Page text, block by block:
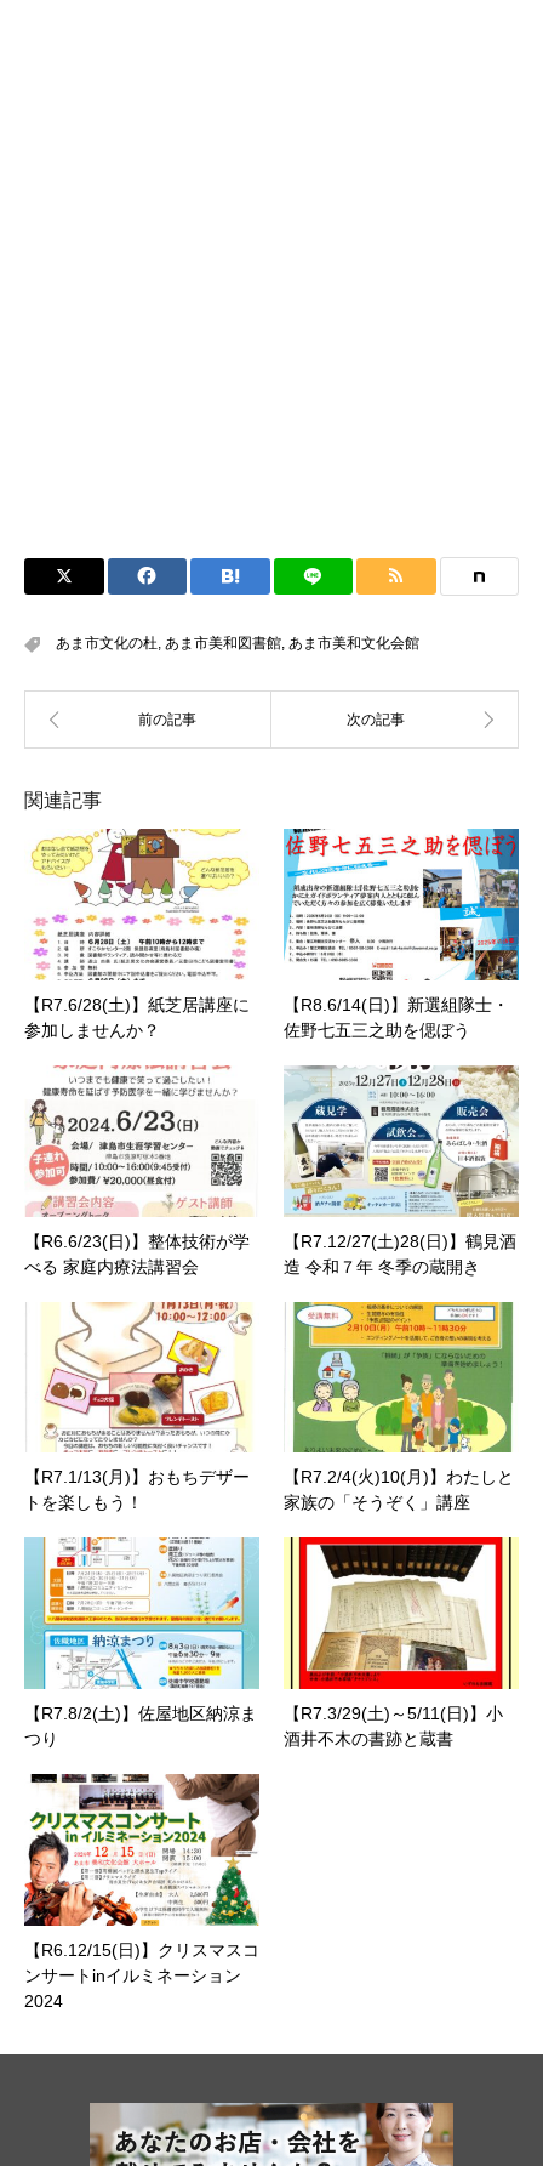
あま市文化の杜, あま市美和図書館, あま市美和文化会館
関連記事
【R7.6/28(土)】紙芝居講座に
参加しませんか？
【R8.6/14(日)】新選組隊士・
佐野七五三之助を偲ぼう
【R6.6/23(日)】整体技術が学
べる 家庭内療法講習会
【R7.12/27(土)28(日)】鶴見酒
造 令和７年 冬季の蔵開き
【R7.1/13(月)】おもちデザー
トを楽しもう！
【R7.2/4(火)10(月)】わたしと
家族の「そうぞく」講座
【R7.8/2(土)】佐屋地区納涼ま
つり
【R7.3/29(土)～5/11(日)】小
酒井不木の書跡と蔵書
【R6.12/15(日)】クリスマスコ
ンサートinイルミネーション
2024